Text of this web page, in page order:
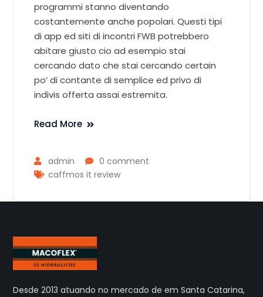
programmi stanno diventando
costantemente anche popolari. Questi tipi
di app ed siti di incontri FWB potrebbero
abitare giusto cio ad esempio stai
cercando dato che stai cercando certain
po’ di contante di semplice ed privo di
indivis offerta assai estremita.
Read More
admin
0 comment
caffmos it review
Desde 2013 atuando no mercado de em Santa Catarina,